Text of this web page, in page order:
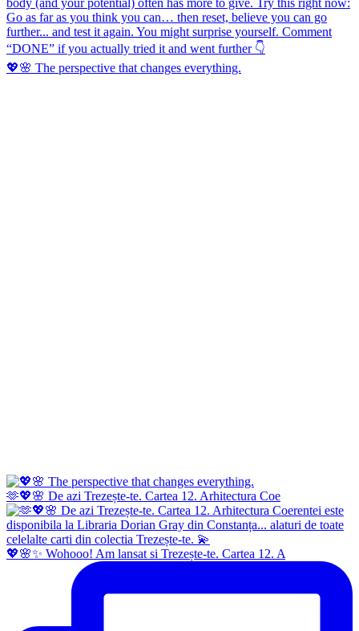
💖🌸 The perspective that changes everything.
🫶💖🌸 De azi Trezește-te. Cartea 12. Arhitectura Coe
💖🌸✨ Wohooo! Am lansat si Trezește-te. Cartea 12. A